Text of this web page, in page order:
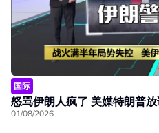
国际
怒骂伊朗人疯了 美媒特朗普
01/08/2026